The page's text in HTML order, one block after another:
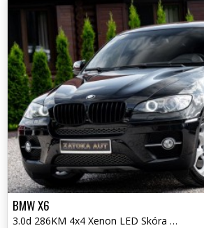
BMW X6
3.0d 286KM 4x4 Xenon LED Skóra TV Navi Klima Parktornic